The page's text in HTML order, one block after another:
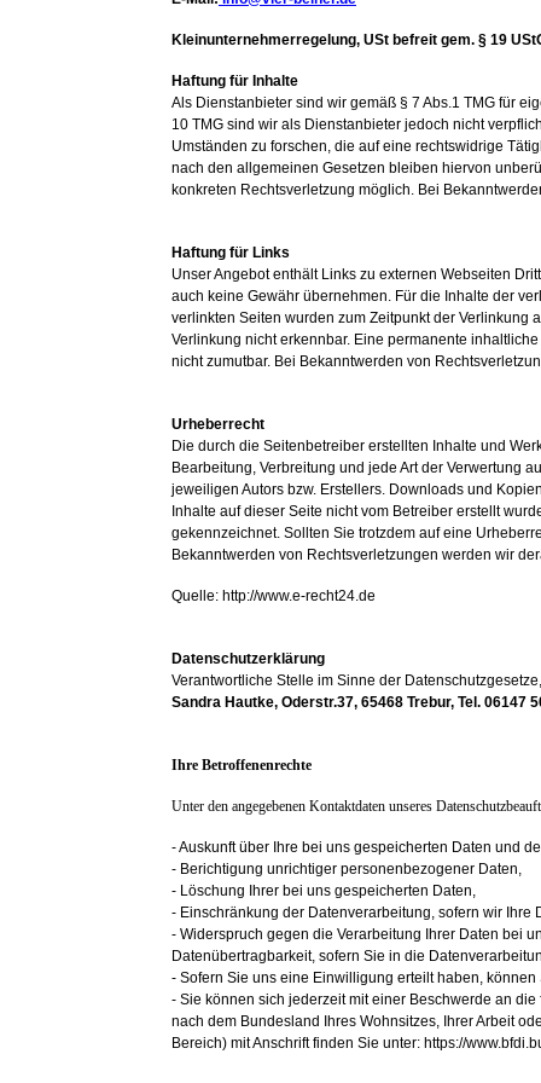
Kleinunternehmerregelung, USt befreit gem. § 19
Haftung für Inhalte
Als Dienstanbieter sind wir gemäß § 7 Abs.1 TMG für
10 TMG sind wir als Dienstanbieter jedoch nicht
Umständen zu forschen, die auf eine rechtswidrige
nach den allgemeinen Gesetzen bleiben hiervon
konkreten Rechtsverletzung möglich. Bei
Haftung für Links
Unser Angebot enthält Links zu externen Webseiten
auch keine Gewähr übernehmen. Für die Inhalte der
verlinkten Seiten wurden zum Zeitpunkt der Verlinkung
Verlinkung nicht erkennbar. Eine permanente
nicht zumutbar. Bei Bekanntwerden von
Urheberrecht
Die durch die Seitenbetreiber erstellten Inhalte und
Bearbeitung, Verbreitung und jede Art der Verwertung
jeweiligen Autors bzw. Erstellers. Downloads und
Inhalte auf dieser Seite nicht vom Betreiber erstellt
gekennzeichnet. Sollten Sie trotzdem auf eine
Bekanntwerden von Rechtsverletzungen werden wir
Quelle: http://www.e-recht24.de
Datenschutzerklärung
Verantwortliche Stelle im Sinne der
Sandra Hautke, Oderstr.37, 65468 Trebur, Tel. 06147
Ihre Betroffenenrechte
Unter den angegebenen Kontaktdaten unseres
- Auskunft über Ihre bei uns gespeicherten Daten und
- Berichtigung unrichtiger personenbezogener Daten,
- Löschung Ihrer bei uns gespeicherten Daten,
- Einschränkung der Datenverarbeitung, sofern wir
- Widerspruch gegen die Verarbeitung Ihrer Daten bei
Datenübertragbarkeit, sofern Sie in die
- Sofern Sie uns eine Einwilligung erteilt haben,
- Sie können sich jederzeit mit einer Beschwerde an
nach dem Bundesland Ihres Wohnsitzes, Ihrer Arbeit
Bereich) mit Anschrift finden Sie unter: https://